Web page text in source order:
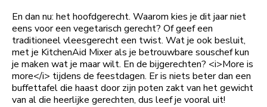
En dan nu: het hoofdgerecht. Waarom kies je dit jaar niet
eens voor een vegetarisch gerecht? Of geef een
traditioneel vleesgerecht een twist. Wat je ook besluit,
met je KitchenAid Mixer als je betrouwbare souschef kun
je maken wat je maar wilt. En de bijgerechten? <i>More is
more</i> tijdens de feestdagen. Er is niets beter dan een
buffettafel die haast door zijn poten zakt van het gewicht
van al die heerlijke gerechten, dus leef je vooral uit!